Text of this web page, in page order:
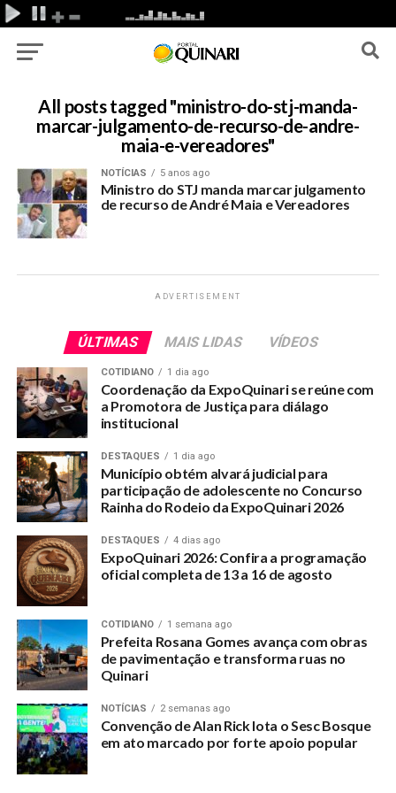
All posts tagged "ministro-do-stj-manda-
marcar-julgamento-de-recurso-de-andre-
maia-e-vereadores"
NOTÍCIAS 5 anos ago
Ministro do STJ manda marcar julgamento
de recurso de André Maia e Vereadores
ADVERTISEMENT
ÚLTIMAS MAIS LIDAS VÍDEOS
COTIDIANO 1 dia ago
Coordenação da ExpoQuinari se reúne com
a Promotora de Justiça para diálago
institucional
DESTAQUES 1 dia ago
Município obtém alvará judicial para
participação de adolescente no Concurso
Rainha do Rodeio da ExpoQuinari 2026
DESTAQUES 4 dias ago
ExpoQuinari 2026: Confira a programação
oficial completa de 13 a 16 de agosto
COTIDIANO 1 semana ago
Prefeita Rosana Gomes avança com obras
de pavimentação e transforma ruas no
Quinari
NOTÍCIAS 2 semanas ago
Convenção de Alan Rick lota o Sesc Bosque
em ato marcado por forte apoio popular